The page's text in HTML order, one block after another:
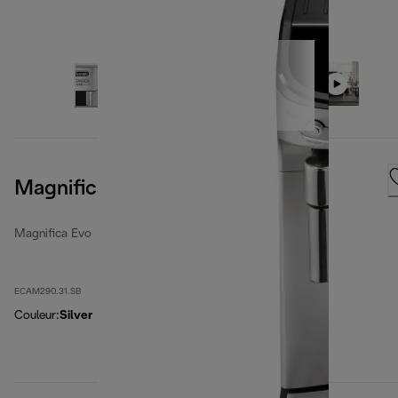
Magnifica Evo, Silver Black
Magnifica Evo
ECAM290.31.SB
Couleur:Silver